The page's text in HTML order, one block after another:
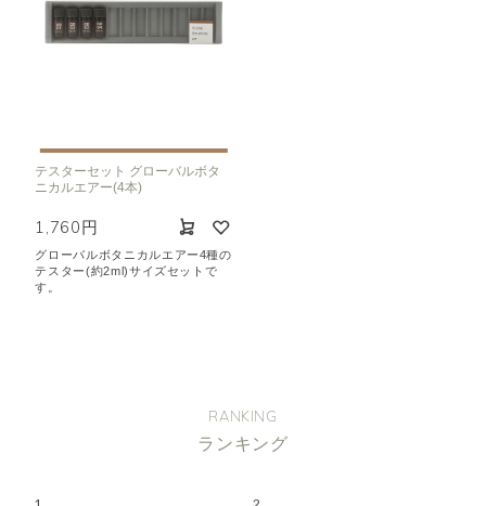
テスターセット グローバルボタ
ニカルエアー(4本)
1,760円
グローバルボタニカルエアー4種の
テスター(約2ml)サイズセットで
す。
RANKING
ランキング